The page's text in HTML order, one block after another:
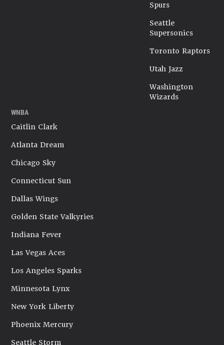
Spurs
Seattle
Supersonics
Toronto Raptors
Utah Jazz
Washington
Wizards
WNBA
Caitlin Clark
Atlanta Dream
Chicago Sky
Connecticut Sun
Dallas Wings
Golden State Valkyries
Indiana Fever
Las Vegas Aces
Los Angeles Sparks
Minnesota Lynx
New York Liberty
Phoenix Mercury
Seattle Storm